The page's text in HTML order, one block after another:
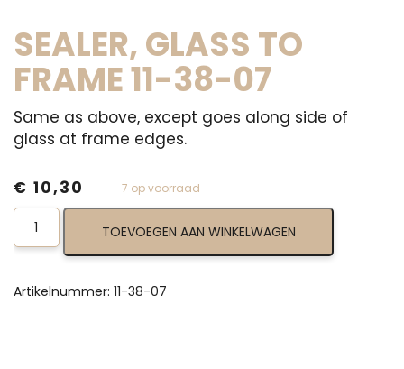
SEALER, GLASS TO
FRAME 11-38-07
Same as above, except goes along side of
glass at frame edges.
7 op voorraad
€ 10,30
Sealer,
Glass
To
11-
TOEVOEGEN AAN WINKELWAGEN
Artikelnummer: 11-38-07